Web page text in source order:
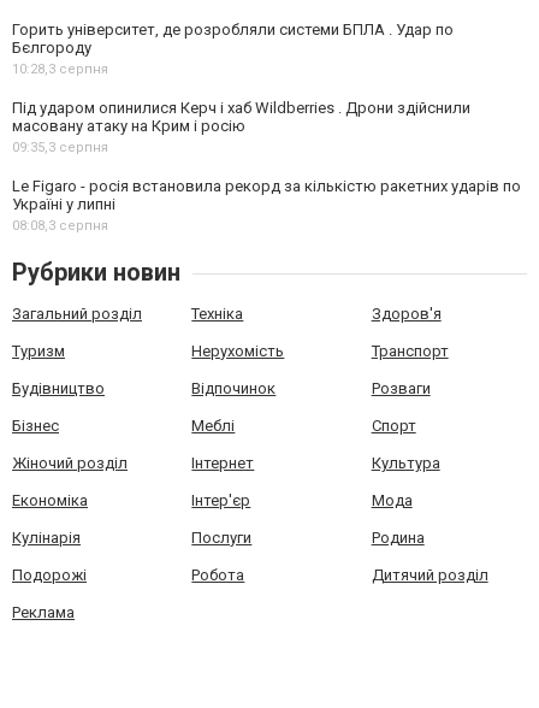
Горить університет, де розробляли системи БПЛА . Удар по
Бєлгороду
10:28,3 серпня
Під ударом опинилися Керч і хаб Wildberries . Дрони здійснили
масовану атаку на Крим і росію
09:35,3 серпня
Le Figaro - росія встановила рекорд за кількістю ракетних ударів по
Україні у липні
08:08,3 серпня
Рубрики новин
Загальний розділ Техніка Здоров'я
Туризм Нерухомість Транспорт
Будівництво Відпочинок Розваги
Бізнес Меблі Спорт
Жіночий розділ Інтернет Культура
Економіка Інтер'єр Мода
Кулінарія Послуги Родина
Подорожі Робота Дитячий розділ
Реклама